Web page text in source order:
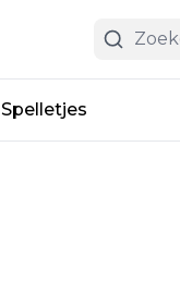
Spelletjes